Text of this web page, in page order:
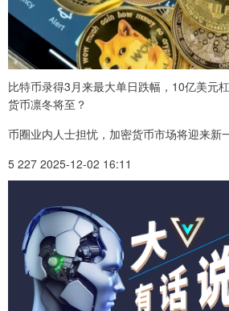
比特币录得3月来最大单日跌幅，10亿美元
货币凛冬将至？
币圈业内人士担忧，加密货币市场将迎来新
5 227 2025-12-02 16:11